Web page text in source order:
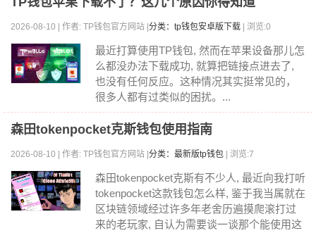
2026-08-10 | 作者: TP钱包官方网站 | 分类：tp钱包安卓版下载 | 浏览:0
最近打算使用TP钱包, 然而在苹果设备那儿怎
么都没办法下载成功, 就算把链接点进去了,
也没有任何反应。这种情况其实挺常见的，
很多人都有过类似的困扰。...
森田tokenpocket克斯钱包使用指南
2026-08-10 | 作者: TP钱包官方网站 | 分类：最新版tp钱包 | 浏览:7
森田tokenpocket克斯有不少人, 最近向我打听
tokenpocket这款钱包怎么样, 鉴于我当属就在
区块链领域经过许多年老舍历遍摸爬滚打过
来的老玩家, 自认为需要谈一谈那个能使用这